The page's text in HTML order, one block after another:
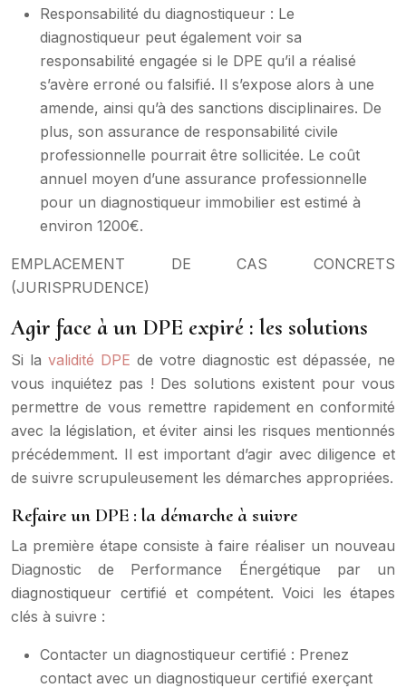
Responsabilité du diagnostiqueur : Le
diagnostiqueur peut également voir sa
responsabilité engagée si le DPE qu’il a réalisé
s’avère erroné ou falsifié. Il s’expose alors à une
amende, ainsi qu’à des sanctions disciplinaires. De
plus, son assurance de responsabilité civile
professionnelle pourrait être sollicitée. Le coût
annuel moyen d’une assurance professionnelle
pour un diagnostiqueur immobilier est estimé à
environ 1200€.
EMPLACEMENT DE CAS CONCRETS
(JURISPRUDENCE)
Agir face à un DPE expiré : les solutions
Si la validité DPE de votre diagnostic est dépassée, ne
vous inquiétez pas ! Des solutions existent pour vous
permettre de vous remettre rapidement en conformité
avec la législation, et éviter ainsi les risques mentionnés
précédemment. Il est important d’agir avec diligence et
de suivre scrupuleusement les démarches appropriées.
Refaire un DPE : la démarche à suivre
La première étape consiste à faire réaliser un nouveau
Diagnostic de Performance Énergétique par un
diagnostiqueur certifié et compétent. Voici les étapes
clés à suivre :
Contacter un diagnostiqueur certifié : Prenez
contact avec un diagnostiqueur certifié exerçant